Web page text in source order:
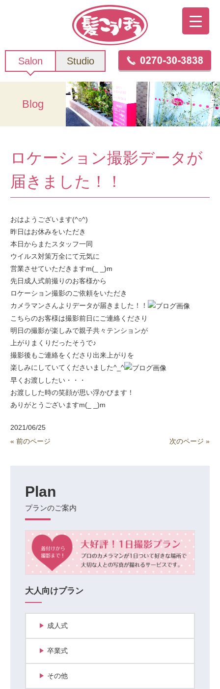
Salon Studio
Blog
ロケーション撮影データが
届きました！！
おはようございます(^○^)
昨日はお休みをいただき
本日からまたスタッフ一同
ウイルス対策万全にて元気に
営業させていただきますm(_ _)m
先日成人式前撮りのお客様から
ロケーション撮影のご依頼をいただき
カメラマンさんよりデータが届きました！！
こちらのお客様は撮影前日にご連絡くださり
明日の撮影が楽しみで親子共々テンションが
上がりまくりだったそうで♪
撮影後もご連絡をくださり出来上がりを
楽しみにしていてくださいました^_^
早くお渡ししたい・・・
お渡しした時の笑顔が思い浮かびます！
ありがとうございますm(_ _)m
2021/06/25
« 前のページ
次のページ »
Plan
プランのご案内
大人向けプラン
成人式
卒業式
その他